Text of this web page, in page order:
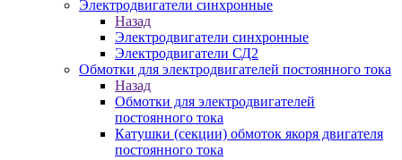
Электродвигатели синхронные
Назад
Электродвигатели синхронные
Электродвигатели СД2
Обмотки для электродвигателей постоянного тока
Назад
Обмотки для электродвигателей
постоянного тока
Катушки (секции) обмоток якоря двигателя
постоянного тока